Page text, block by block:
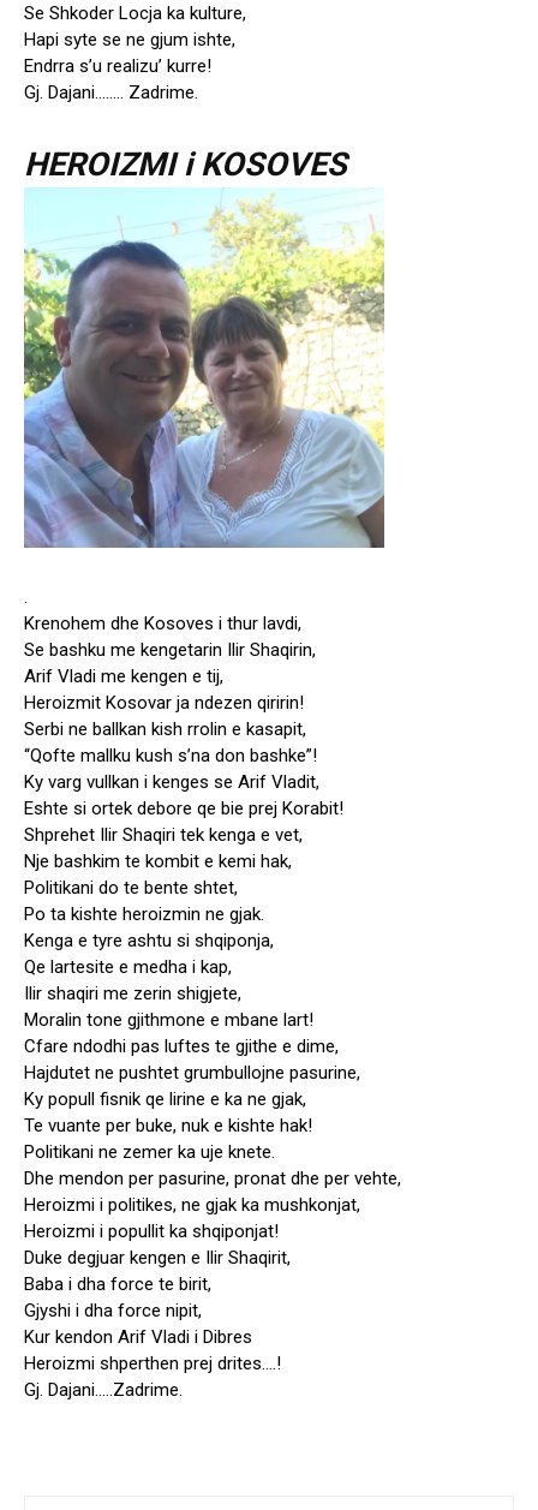
Se Shkoder Locja ka kulture,
Hapi syte se ne gjum ishte,
Endrra s’u realizu’ kurre!
Gj. Dajani…….. Zadrime.
HEROIZMI i KOSOVES
.
Krenohem dhe Kosoves i thur lavdi,
Se bashku me kengetarin Ilir Shaqirin,
Arif Vladi me kengen e tij,
Heroizmit Kosovar ja ndezen qiririn!
Serbi ne ballkan kish rrolin e kasapit,
“Qofte mallku kush s’na don bashke”!
Ky varg vullkan i kenges se Arif Vladit,
Eshte si ortek debore qe bie prej Korabit!
Shprehet Ilir Shaqiri tek kenga e vet,
Nje bashkim te kombit e kemi hak,
Politikani do te bente shtet,
Po ta kishte heroizmin ne gjak.
Kenga e tyre ashtu si shqiponja,
Qe lartesite e medha i kap,
Ilir shaqiri me zerin shigjete,
Moralin tone gjithmone e mbane lart!
Cfare ndodhi pas luftes te gjithe e dime,
Hajdutet ne pushtet grumbullojne pasurine,
Ky popull fisnik qe lirine e ka ne gjak,
Te vuante per buke, nuk e kishte hak!
Politikani ne zemer ka uje knete.
Dhe mendon per pasurine, pronat dhe per vehte,
Heroizmi i politikes, ne gjak ka mushkonjat,
Heroizmi i popullit ka shqiponjat!
Duke degjuar kengen e Ilir Shaqirit,
Baba i dha force te birit,
Gjyshi i dha force nipit,
Kur kendon Arif Vladi i Dibres
Heroizmi shperthen prej drites….!
Gj. Dajani…..Zadrime.